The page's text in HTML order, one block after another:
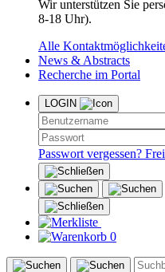
Wir unterstützen Sie
8-18 Uhr).
Alle
News & Abstracts
Recherche im Portal
LOGIN
Passwort vergessen?
0